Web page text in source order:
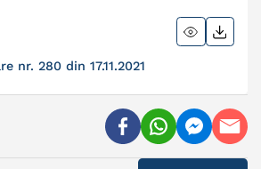
nr. 280 din 17.11.2021